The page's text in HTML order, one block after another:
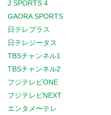
J SPORTS 4
GAORA SPORTS
日テレプラス
日テレジータス
TBSチャンネル1
TBSチャンネル2
フジテレビONE
フジテレビNEXT
エンタメ〜テレ